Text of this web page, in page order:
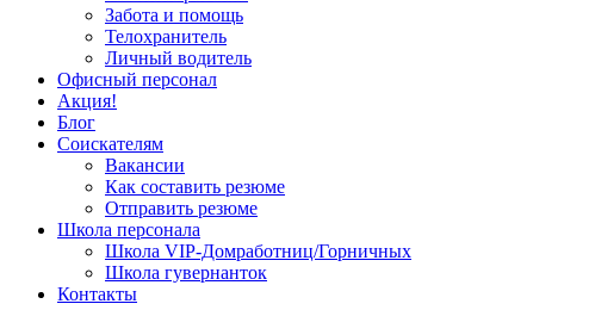
Забота и помощь
Телохранитель
Личный водитель
Офисный персонал
Акция!
Блог
Соискателям
Вакансии
Как составить резюме
Отправить резюме
Школа персонала
Школа VIP-Домработниц/Горничных
Школа гувернанток
Контакты